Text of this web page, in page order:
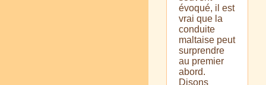
évoqué, il est
vrai que la
conduite
maltaise peut
surprendre
au premier
abord.
Disons